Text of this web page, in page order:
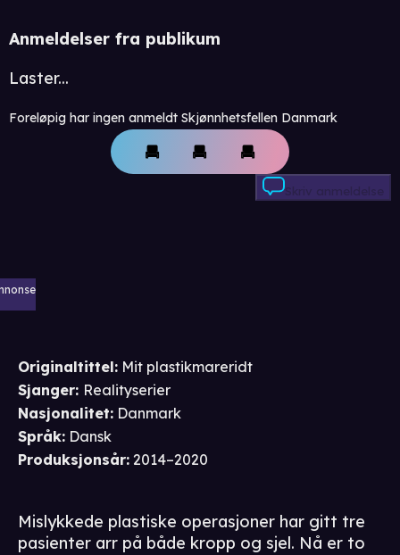
Anmeldelser fra publikum
Laster...
Foreløpig har ingen anmeldt Skjønnhetsfellen Danmark
Skriv anmeldelse
Originaltittel: Mit plastikmareridt
Sjanger: Realityserier
Nasjonalitet: Danmark
Språk: Dansk
Produksjonsår: 2014–2020
Mislykkede plastiske operasjoner har gitt tre
pasienter arr på både kropp og sjel. Nå er to